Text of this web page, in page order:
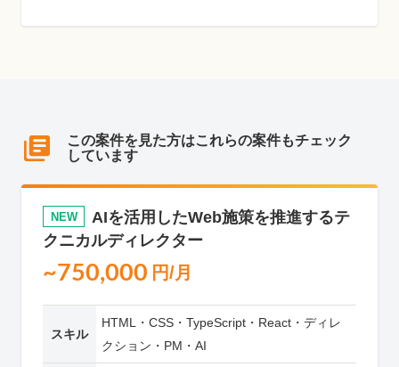
この案件を見た方はこれらの案件もチェック
しています
NEW
AIを活用したWeb施策を推進するテ
クニカルディレクター
~750,000 円/月
スキル
HTML・CSS・TypeScript・React・ディレ
クション・PM・AI